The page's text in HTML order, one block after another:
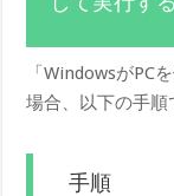
「WindowsがPC
場合、以下の手順
手順